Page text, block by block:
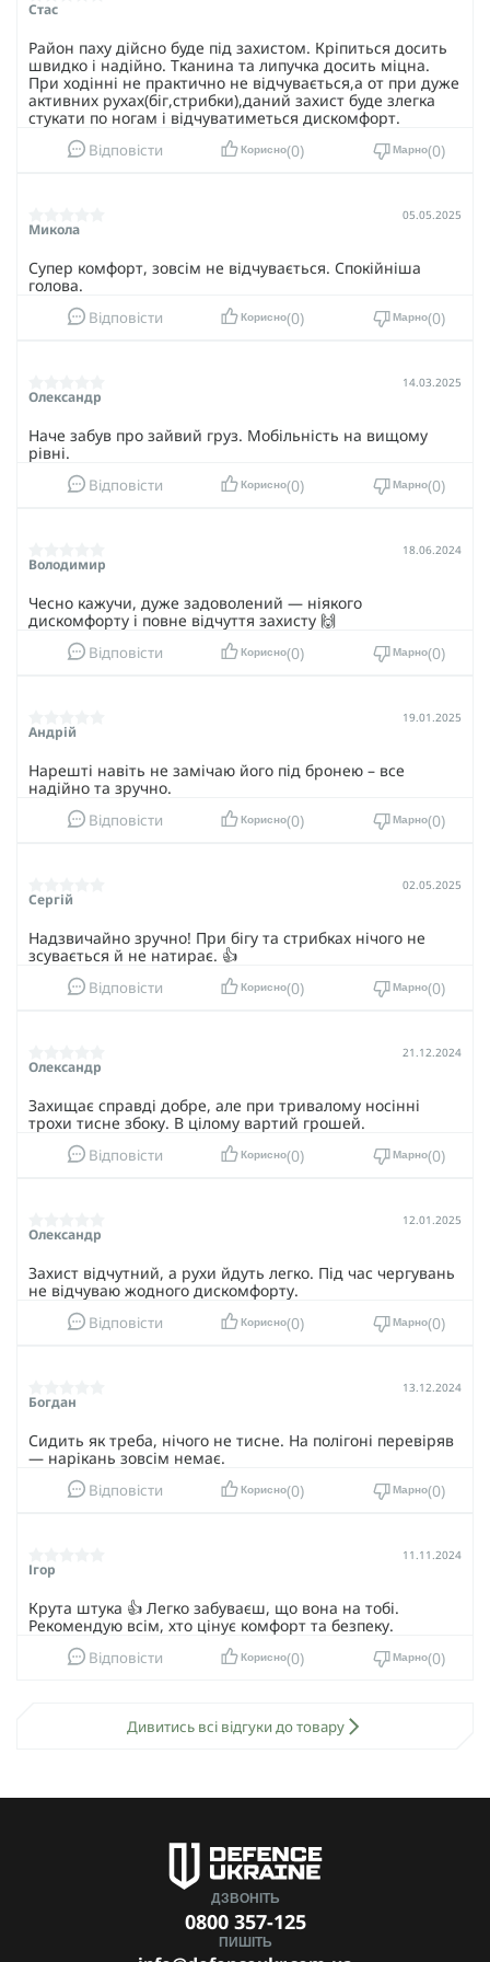
Стас
Район паху дійсно буде під захистом. Кріпиться досить
швидко і надійно. Тканина та липучка досить міцна.
При ходінні не практично не відчувається,а от при дуже
активних рухах(біг,стрибки),даний захист буде злегка
стукати по ногам і відчуватиметься дискомфорт.
Відповісти Корисно 0 Марно 0
Микола
05.05.2025
Супер комфорт, зовсім не відчувається. Спокійніша
голова.
Відповісти Корисно 0 Марно 0
Олександр
14.03.2025
Наче забув про зайвий груз. Мобільність на вищому
рівні.
Відповісти Корисно 0 Марно 0
Володимир
18.06.2024
Чесно кажучи, дуже задоволений — ніякого
дискомфорту і повне відчуття захисту 🙌
Відповісти Корисно 0 Марно 0
Андрій
19.01.2025
Нарешті навіть не замічаю його під бронею – все
надійно та зручно.
Відповісти Корисно 0 Марно 0
Сергій
02.05.2025
Надзвичайно зручно! При бігу та стрибках нічого не
зсувається й не натирає. 👍
Відповісти Корисно 0 Марно 0
Олександр
21.12.2024
Захищає справді добре, але при тривалому носінні
трохи тисне збоку. В цілому вартий грошей.
Відповісти Корисно 0 Марно 0
Олександр
12.01.2025
Захист відчутний, а рухи йдуть легко. Під час чергувань
не відчуваю жодного дискомфорту.
Відповісти Корисно 0 Марно 0
Богдан
13.12.2024
Сидить як треба, нічого не тисне. На полігоні перевіряв
— нарікань зовсім немає.
Відповісти Корисно 0 Марно 0
Ігор
11.11.2024
Крута штука 👍 Легко забуваєш, що вона на тобі.
Рекомендую всім, хто цінує комфорт та безпеку.
Відповісти Корисно 0 Марно 0
Дивитись всі відгуки до товару
ДЗВОНІТЬ
0800 357-125
ПИШІТЬ